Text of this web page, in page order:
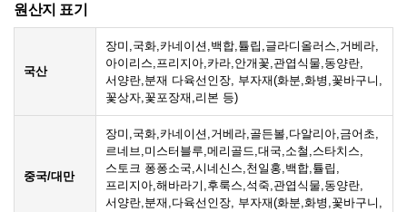
원산지 표기
국산
장미,국화,카네이션,백합,튤립,글라디올러스,거베라,
아이리스,프리지아,카라,안개꽃,관엽식물,동양란,
서양란,분재 다육선인장, 부자재(화분,화병,꽃바구니,
꽃상자,꽃포장재,리본 등)
중국/대만
장미,국화,카네이션,거베라,골든볼,다알리아,금어초,
르네브,미스터블루,메리골드,대국,소철,스타치스,
스토크 퐁퐁소국,시네신스,천일홍,백합,튤립,
프리지아,해바라기,후룩스,석죽,관엽식물,동양란,
서양란,분재,다육선인장, 부자재(화분,화병,꽃바구니,